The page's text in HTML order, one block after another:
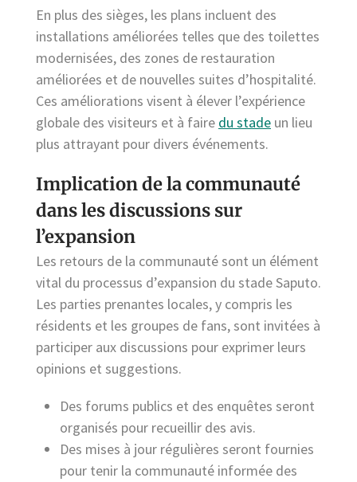
En plus des sièges, les plans incluent des
installations améliorées telles que des toilettes
modernisées, des zones de restauration
améliorées et de nouvelles suites d’hospitalité.
Ces améliorations visent à élever l’expérience
globale des visiteurs et à faire du stade un lieu
plus attrayant pour divers événements.
Implication de la communauté
dans les discussions sur
l’expansion
Les retours de la communauté sont un élément
vital du processus d’expansion du stade Saputo.
Les parties prenantes locales, y compris les
résidents et les groupes de fans, sont invitées à
participer aux discussions pour exprimer leurs
opinions et suggestions.
Des forums publics et des enquêtes seront
organisés pour recueillir des avis.
Des mises à jour régulières seront fournies
pour tenir la communauté informée des